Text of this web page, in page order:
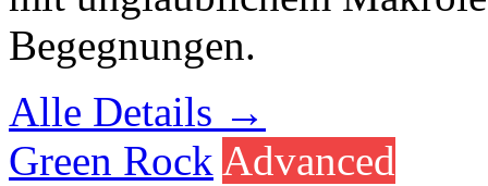
Begegnungen.
Alle Details →
Green Rock Advanced